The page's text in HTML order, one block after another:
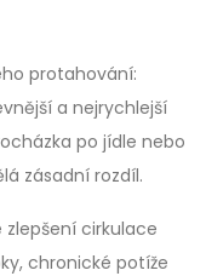
protahování:
a nejrychlejší
po jídle nebo
zásadní rozdíl.
zlepšení cirkulace
chronické potíže